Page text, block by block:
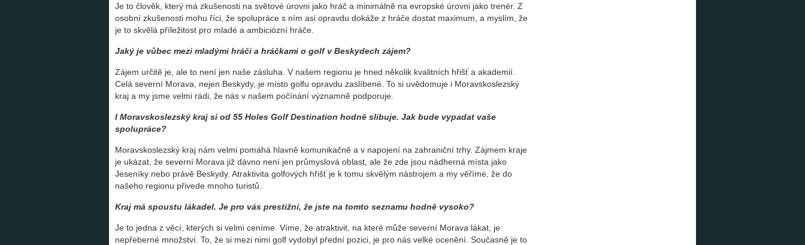
Je to člověk, který má zkušenosti na světové úrovni jako hráč a minimálně na evropské úrovni jako trenér. Z
osobní zkušenosti mohu říci, že spolupráce s ním asi opravdu dokáže z hráče dostat maximum, a myslím, že
je to skvělá příležitost pro mladé a ambiciózní hráče.
Jaký je vůbec mezi mladými hráči a hráčkami o golf v Beskydech zájem?
Zájem určitě je, ale to není jen naše zásluha. V našem regionu je hned několik kvalitních hřišť a akademií.
Celá severní Morava, nejen Beskydy, je místo golfu opravdu zaslíbené. To si uvědomuje i Moravskoslezský
kraj a my jsme velmi rádi, že nás v našem počínání významně podporuje.
I Moravskoslezský kraj si od 55 Holes Golf Destination hodně slibuje. Jak bude vypadat vaše
spolupráce?
Moravskoslezský kraj nám velmi pomáhá hlavně komunikačně a v napojení na zahraniční trhy. Zájmem kraje
je ukázat, že severní Morava již dávno není jen průmyslová oblast, ale že zde jsou nádherná místa jako
Jeseníky nebo právě Beskydy. Atraktivita golfových hřišť je k tomu skvělým nástrojem a my věříme, že do
našeho regionu přivede mnoho turistů.
Kraj má spoustu lákadel. Je pro vás prestižní, že jste na tomto seznamu hodně vysoko?
Je to jedna z věcí, kterých si velmi ceníme. Víme, že atraktivit, na které může severní Morava lákat, je
nepřeberné množství. To, že si mezi nimi golf vydobyl přední pozici, je pro nás velké ocenění. Současně je to